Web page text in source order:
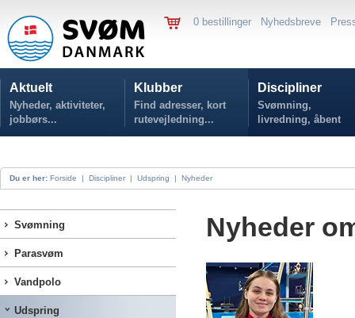
0 bestillinger Nyhedsbreve
Aktuelt
Nyheder, aktiviteter,
jobbørs...
Klubber
Find adresser, kort
rutevejledning...
Discipliner
Svømning,
livredning, åbent
vand...
Du er her: Forside | Discipliner | Udspring | Nyheder
Svømning
Parasvøm
Vandpolo
Udspring
Nyheder